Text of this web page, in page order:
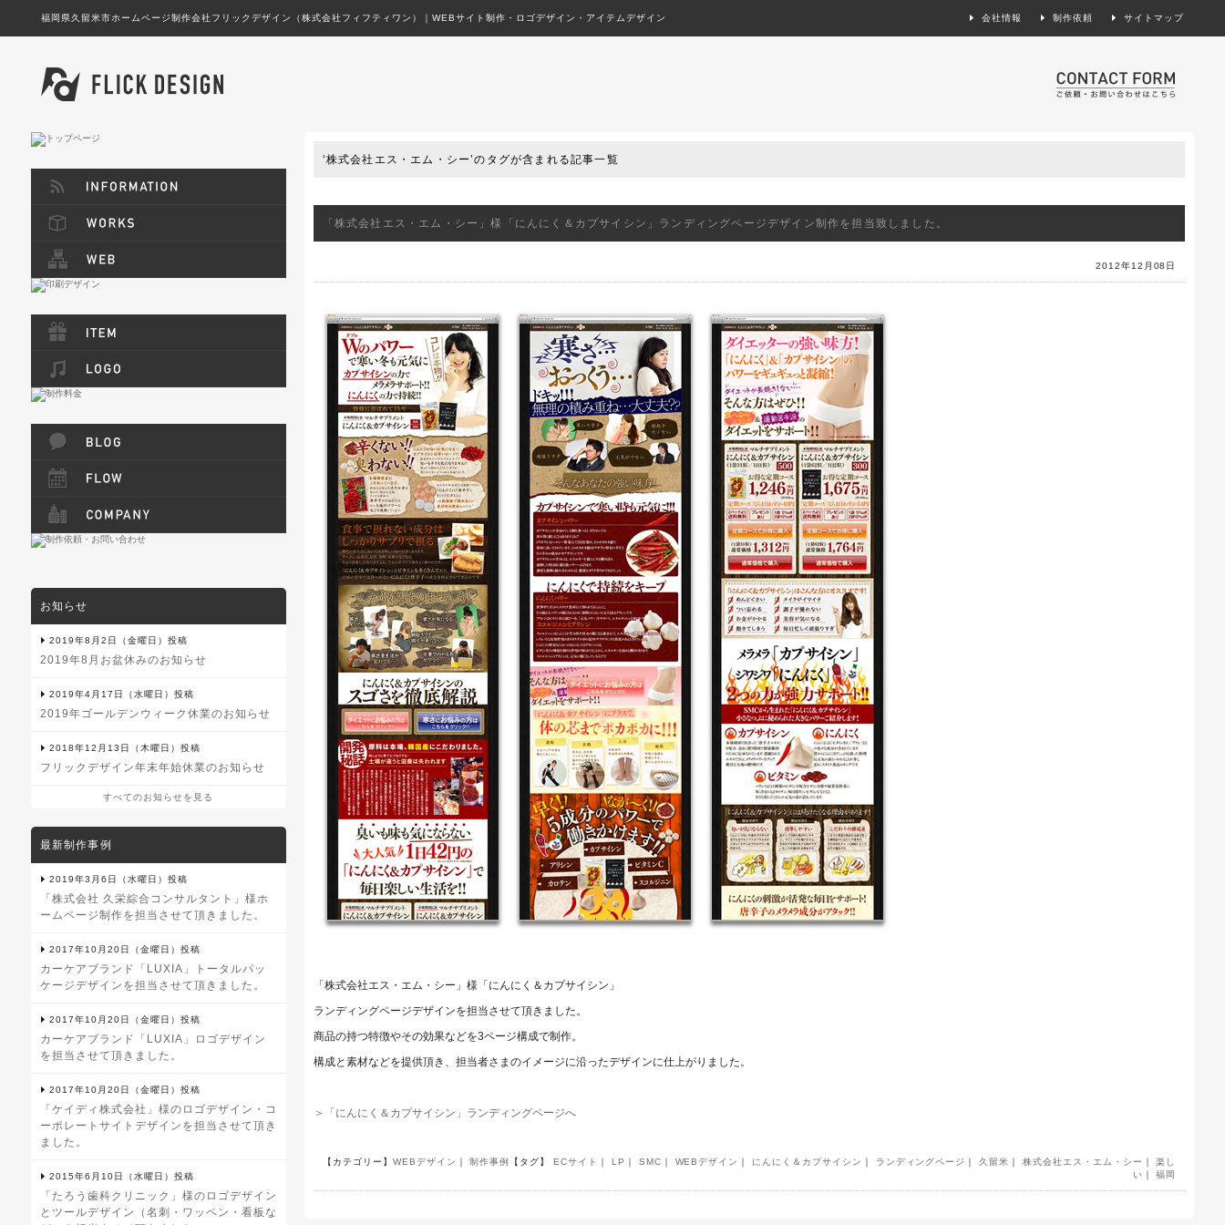
福岡県久留米市ホームページ制作会社フリックデザイン（株式会社フィフティワン）｜WEBサイト制作・ロゴデザイン・アイテムデザイン 会社情報 制作依頼 サイトマップ
‘株式会社エス・エム・シー’のタグが含まれる記事一覧
「株式会社エス・エム・シー」様「にんにく＆カプサイシン」ランディングページデザイン制作を担当致しました。
2012年12月08日
「株式会社エス・エム・シー」様「にんにく＆カプサイシン」
ランディングページデザインを担当させて頂きました。
商品の持つ特徴やその効果などを3ページ構成で制作。
構成と素材などを提供頂き、担当者さまのイメージに沿ったデザインに仕上がりました。
＞「にんにく＆カプサイシン」ランディングページへ
【カテゴリー】 WEBデザイン ｜制作事例 【タグ】ECサイト ｜ LP ｜ SMC ｜ WEBデザイン ｜ にんにく＆カプサイシン ｜ ランディングページ ｜久留米 ｜株式会社エス・エム・シー ｜楽し
い ｜福岡
お知らせ
2019年8月2日（金曜日）投稿
2019年8月お盆休みのお知らせ
2019年4月17日（水曜日）投稿
2019年ゴールデンウィーク休業のお知らせ
2018年12月13日（木曜日）投稿
フリックデザイン年末年始休業のお知らせ
すべてのお知らせを見る
最新制作事例
2019年3月6日（水曜日）投稿
「株式会社 久栄綜合コンサルタント」様ホ
ームページ制作を担当させて頂きました。
2017年10月20日（金曜日）投稿
カーケアブランド「LUXIA」トータルパッ
ケージデザインを担当させて頂きました。
2017年10月20日（金曜日）投稿
カーケアブランド「LUXIA」ロゴデザイン
を担当させて頂きました。
2017年10月20日（金曜日）投稿
「ケイディ株式会社」様のロゴデザイン・コ
ーポレートサイトデザインを担当させて頂き
ました。
2015年6月10日（水曜日）投稿
「たろう歯科クリニック」様のロゴデザイン
とツールデザイン（名刺・ワッペン・看板な